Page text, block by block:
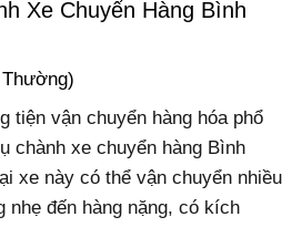
Xe Chuyển Hàng Bình
tiện vận chuyển hàng hóa phổ
chành xe chuyển hàng Bình
xe này có thể vận chuyển nhiều
nhẹ đến hàng nặng, có kích